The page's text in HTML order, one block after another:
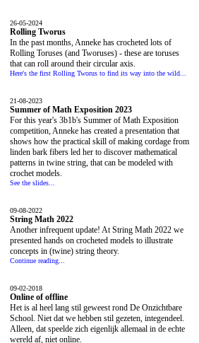
26-05-2024
Rolling Tworus
In the past months, Anneke has crocheted lots of
Rolling Toruses (and Tworuses) - these are toruses
that can roll around their circular axis.
Here's the first Rolling Tworus to find its way into the wild...
21-08-2023
Summer of Math Exposition 2023
For this year's 3b1b's Summer of Math Exposition
competition, Anneke has created a presentation that
shows how the practical skill of making cordage from
linden bark fibers led her to discover mathematical
patterns in twine string, that can be modeled with
crochet models.
See the slides...
09-08-2022
String Math 2022
Another infrequent update! At String Math 2022 we
presented hands on crocheted models to illustrate
concepts in (twine) string theory.
Continue reading...
09-02-2018
Online of offline
Het is al heel lang stil geweest rond De Onzichtbare
School. Niet dat we hebben stil gezeten, integendeel.
Alleen, dat speelde zich eigenlijk allemaal in de echte
wereld af, niet online.